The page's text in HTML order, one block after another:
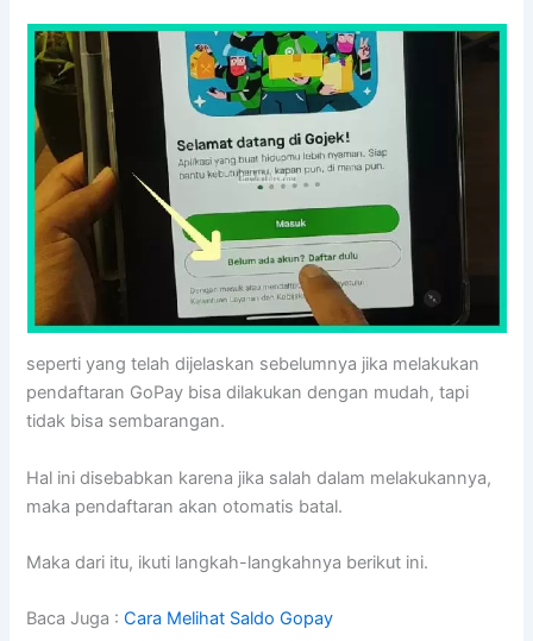
seperti yang telah dijelaskan sebelumnya jika melakukan
pendaftaran GoPay bisa dilakukan dengan mudah, tapi
tidak bisa sembarangan.
Hal ini disebabkan karena jika salah dalam melakukannya,
maka pendaftaran akan otomatis batal.
Maka dari itu, ikuti langkah-langkahnya berikut ini.
Baca Juga :Cara Melihat Saldo Gopay